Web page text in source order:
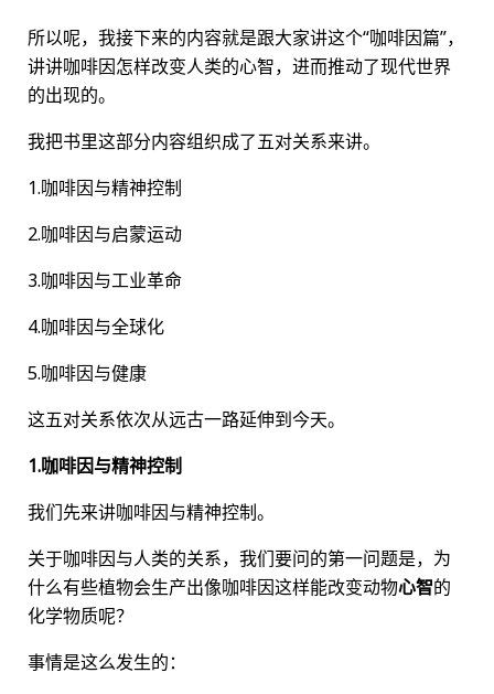
所以呢，我接下来的内容就是跟大家讲这个“咖啡因篇”，
讲讲咖啡因怎样改变人类的心智，进而推动了现代世界
的出现的。
我把书里这部分内容组织成了五对关系来讲。
1.咖啡因与精神控制
2.咖啡因与启蒙运动
3.咖啡因与工业革命
4.咖啡因与全球化
5.咖啡因与健康
这五对关系依次从远古一路延伸到今天。
1.咖啡因与精神控制
我们先来讲咖啡因与精神控制。
关于咖啡因与人类的关系，我们要问的第一问题是，为
什么有些植物会生产出像咖啡因这样能改变动物心智的
化学物质呢？
事情是这么发生的：